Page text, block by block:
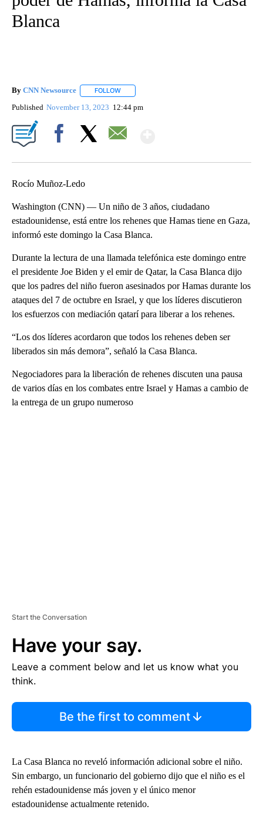
Blanca
By CNN Newsource FOLLOW
Published November 13, 2023 12:44 pm
Rocío Muñoz-Ledo
Washington (CNN) — Un niño de 3 años, ciudadano
estadounidense, está entre los rehenes que Hamas tiene en Gaza,
informó este domingo la Casa Blanca.
Durante la lectura de una llamada telefónica este domingo entre
el presidente Joe Biden y el emir de Qatar, la Casa Blanca dijo
que los padres del niño fueron asesinados por Hamas durante los
ataques del 7 de octubre en Israel, y que los líderes discutieron
los esfuerzos con mediación qatarí para liberar a los rehenes.
“Los dos líderes acordaron que todos los rehenes deben ser
liberados sin más demora”, señaló la Casa Blanca.
Negociadores para la liberación de rehenes discuten una pausa
de varios días en los combates entre Israel y Hamas a cambio de
la entrega de un grupo numeroso
Start the Conversation
Have your say.
Leave a comment below and let us know what you
think.
Be the first to comment
La Casa Blanca no reveló información adicional sobre el niño.
Sin embargo, un funcionario del gobierno dijo que el niño es el
rehén estadounidense más joven y el único menor
estadounidense actualmente retenido.